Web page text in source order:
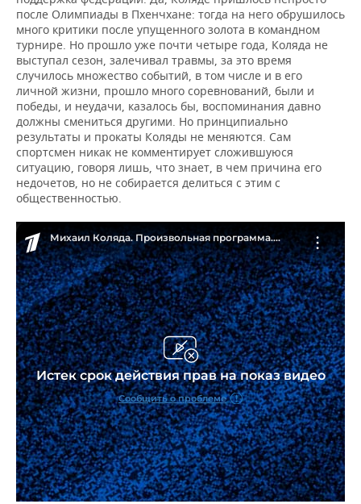
после Олимпиады в Пхенчхане: тогда на него обрушилось
много критики после упущенного золота в командном
турнире. Но прошло уже почти четыре года, Коляда не
выступал сезон, залечивал травмы, за это время
случилось множество событий, в том числе и в его
личной жизни, прошло много соревнований, были и
победы, и неудачи, казалось бы, воспоминания давно
должны смениться другими. Но принципиально
результаты и прокаты Коляды не меняются. Сам
спортсмен никак не комментирует сложившуюся
ситуацию, говоря лишь, что знает, в чем причина его
недочетов, но не собирается делиться с этим с
общественностью.